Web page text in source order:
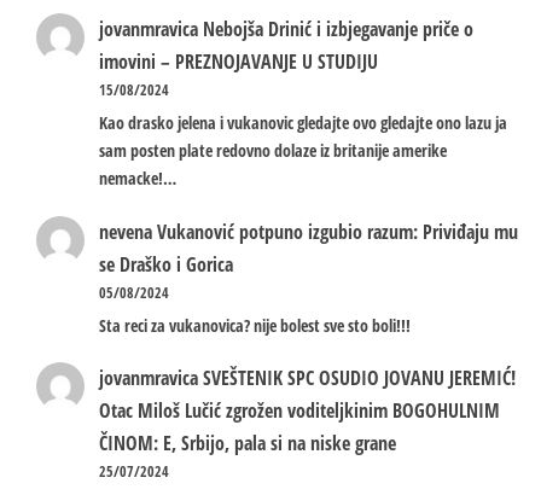
jovanmravica Nebojša Drinić i izbjegavanje priče o
imovini – PREZNOJAVANJE U STUDIJU
15/08/2024
Kao drasko jelena i vukanovic gledajte ovo gledajte ono lazu ja
sam posten plate redovno dolaze iz britanije amerike
nemacke!…
nevenaVukanović potpuno izgubio razum: Priviđaju mu
se Draško i Gorica
05/08/2024
Sta reci za vukanovica? nije bolest sve sto boli!!!
jovanmravicaSVEŠTENIK SPC OSUDIO JOVANU JEREMIĆ!
Otac Miloš Lučić zgrožen voditeljkinim BOGOHULNIM
ČINOM: E, Srbijo, pala si na niske grane
25/07/2024